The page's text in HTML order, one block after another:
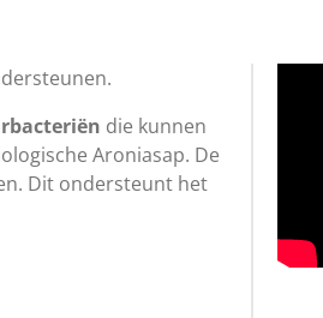
die kunnen
Aroniasap. De
Dit ondersteunt het